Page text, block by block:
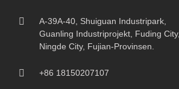
A-39A-40, Shuiguan Industripark,
Guanling Industriprojekt, Fuding City,
Ningde City, Fujian-Provinsen.
+86 18150207107